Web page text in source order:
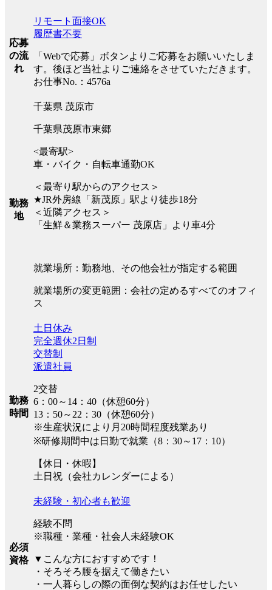
応募
の流
れ
リモート面接OK
履歴書不要
「Webで応募」ボタンよりご応募をお願いいたしま
す。後ほど当社よりご連絡をさせていただきます。
お仕事No.：4576a
勤務
地
千葉県 茂原市
千葉県茂原市東郷
<最寄駅>
車・バイク・自転車通勤OK
＜最寄り駅からのアクセス＞
★JR外房線「新茂原」駅より徒歩18分
＜近隣アクセス＞
「生鮮＆業務スーパー 茂原店」より車4分
就業場所：勤務地、その他会社が指定する範囲
就業場所の変更範囲：会社の定めるすべてのオフィ
ス
勤務
時間
土日休み
完全週休2日制
交替制
派遣社員
2交替
6：00～14：40（休憩60分）
13：50～22：30（休憩60分）
※生産状況により月20時間程度残業あり
※研修期間中は日勤で就業（8：30～17：10）
【休日・休暇】
土日祝（会社カレンダーによる）
必須
資格
未経験・初心者も歓迎
経験不問
※職種・業種・社会人未経験OK
▼こんな方におすすめです！
・そろそろ腰を据えて働きたい
・一人暮らしの際の面倒な契約はお任せしたい